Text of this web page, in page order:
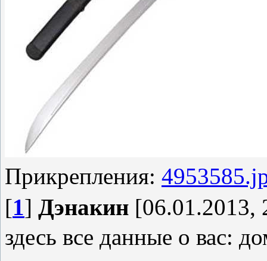
Прикрепления:
[1] Дэнакин [06.01.2013,
здесь все данные о вас: